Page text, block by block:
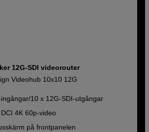
12G-SDI videorouter
Videohub 10x10 12G
10 x 12G-SDI-utgångar
4K 60p-video
på frontpanelen